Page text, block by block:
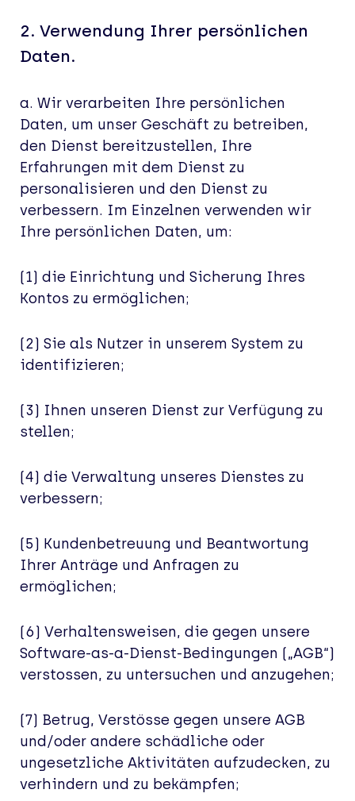
2. Verwendung Ihrer persönlichen
Daten.
a. Wir verarbeiten Ihre persönlichen
Daten, um unser Geschäft zu betreiben,
den Dienst bereitzustellen, Ihre
Erfahrungen mit dem Dienst zu
personalisieren und den Dienst zu
verbessern. Im Einzelnen verwenden wir
Ihre persönlichen Daten, um:
(1) die Einrichtung und Sicherung Ihres
Kontos zu ermöglichen;
(2) Sie als Nutzer in unserem System zu
identifizieren;
(3) Ihnen unseren Dienst zur Verfügung zu
stellen;
(4) die Verwaltung unseres Dienstes zu
verbessern;
(5) Kundenbetreuung und Beantwortung
Ihrer Anträge und Anfragen zu
ermöglichen;
(6) Verhaltensweisen, die gegen unsere
Software-as-a-Dienst-Bedingungen („AGB“)
verstossen, zu untersuchen und anzugehen;
(7) Betrug, Verstösse gegen unsere AGB
und/oder andere schädliche oder
ungesetzliche Aktivitäten aufzudecken, zu
verhindern und zu bekämpfen;